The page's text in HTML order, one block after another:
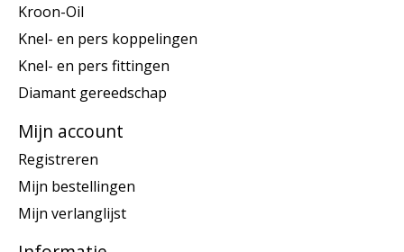
Kroon-Oil
Knel- en pers koppelingen
Knel- en pers fittingen
Diamant gereedschap
Mijn account
Registreren
Mijn bestellingen
Mijn verlanglijst